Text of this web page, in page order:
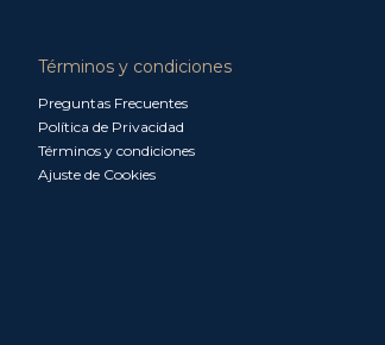
Términos y condiciones
Preguntas Frecuentes
Política de Privacidad
Términos y condiciones
Ajuste de Cookies